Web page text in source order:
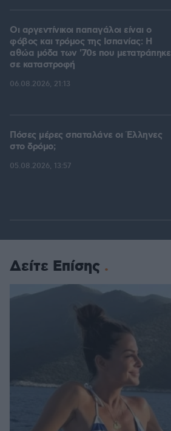
Οι αργεντίνικοι παπαγάλοι είναι ο
φόβος και τρόμος της Ισπανίας: Η
αθώα μόδα των '70s που μετατράπηκε
σε καταστροφή
06.08.2026, 21:13
Πόσες μέρες σπαταλάνε οι Έλληνες
στο δρόμο;
05.08.2026, 13:57
Δείτε Επίσης